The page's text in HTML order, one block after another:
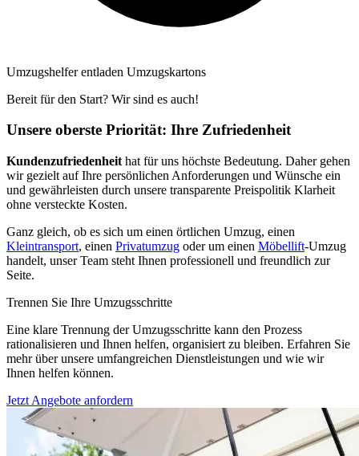
Umzugshelfer entladen Umzugskartons
Bereit für den Start? Wir sind es auch!
Unsere oberste Priorität: Ihre Zufriedenheit
Kundenzufriedenheit hat für uns höchste Bedeutung. Daher gehen
wir gezielt auf Ihre persönlichen Anforderungen und Wünsche ein
und gewährleisten durch unsere transparente Preispolitik Klarheit
ohne versteckte Kosten.
Ganz gleich, ob es sich um einen örtlichen Umzug, einen
Kleintransport, einen Privatumzug oder um einen Möbellift-Umzug
handelt, unser Team steht Ihnen professionell und freundlich zur
Seite.
Trennen Sie Ihre Umzugsschritte
Eine klare Trennung der Umzugsschritte kann den Prozess
rationalisieren und Ihnen helfen, organisiert zu bleiben. Erfahren Sie
mehr über unsere umfangreichen Dienstleistungen und wie wir
Ihnen helfen können.
Jetzt Angebote anfordern